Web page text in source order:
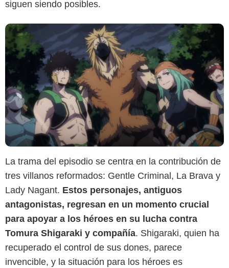
siguen siendo posibles.
La trama del episodio se centra en la contribución de
tres villanos reformados: Gentle Criminal, La Brava y
Lady Nagant. Estos personajes, antiguos
antagonistas, regresan en un momento crucial
para apoyar a los héroes en su lucha contra
Tomura Shigaraki y compañía. Shigaraki, quien ha
recuperado el control de sus dones, parece
invencible, y la situación para los héroes es